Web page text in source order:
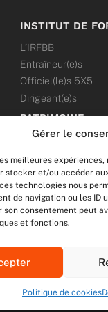
Gérer le
meilleures
stocker et/ou accéder
technologies nous
de navigation ou les ID
son consentement peut
et fonctions.
Politique de cookies
INSTITUT DE
L’IRFBB
Entraîneur(e)s
Officiel(le)s 5X5
Dirigeant(e)s
PATRIMOINE
ÉVÉNEMENTS
NOS RÉSEAUX
F
c
e
b
o
o
T
i
t
e
r
t
g
r